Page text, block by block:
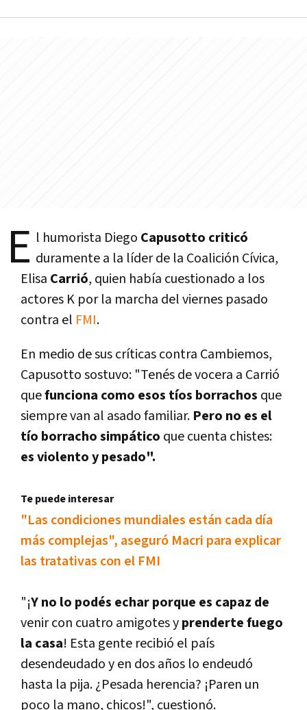
E l humorista Diego Capusotto criticó
duramente a la lí­der de la Coalición Cí­vica,
Elisa Carrió, quien habí­a cuestionado a los
actores K por la marcha del viernes pasado
contra el FMI.
En medio de sus crí­ticas contra Cambiemos,
Capusotto sostuvo: "Tenés de vocera a Carrió
quefunciona como esos tí­os borrachos que
siempre van al asado familiar. Pero no es el
tí­o borracho simpático que cuenta chistes:
es violento y pesado".
Te puede interesar
"Las condiciones mundiales están cada dí­a
más complejas", aseguró Macri para explicar
las tratativas con el FMI
"¡Y no lo podés echar porque es capaz de
venir con cuatro amigotes yprenderte fuego
la casa! Esta gente recibió el paí­s
desendeudado y en dos años lo endeudó
hasta la pija. ¿Pesada herencia? ¡Paren un
poco la mano, chicos!", cuestionó.